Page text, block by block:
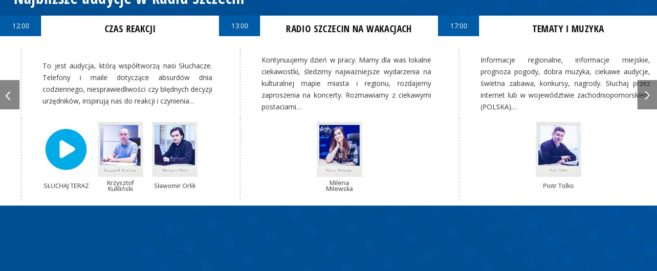
12:00 CZAS REAKCJI
To jest audycja, którą współtworzą nasi Słuchacze.
Telefony i maile dotyczące absurdów dnia
codziennego, niesprawiedliwości czy błędnych decyzji
urzędników, inspirują nas do reakcji i czynienia…
SŁUCHAJ TERAZ Krzysztof
Kukliński Sławomir Orlik
13:00 RADIO SZCZECIN NA WAKACJACH
Kontynuujemy dzień w pracy. Mamy dla was lokalne
ciekawostki, śledzimy najważniejsze wydarzenia na
kulturalnej mapie miasta i regionu, rozdajemy
zaproszenia na koncerty. Rozmawiamy z ciekawymi
postaciami…
Milena
Milewska
17:00 TEMATY I MUZYKA
Informacje regionalne, informacje miejskie,
prognoza pogody, dobra muzyka, ciekawe audycje,
świetna zabawa, konkursy, nagrody. Słuchaj przez
internet lub w województwie zachodniopomorskiem
(POLSKA)…
Piotr Tolko